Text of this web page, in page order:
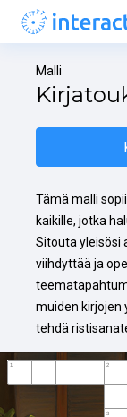
Malli
Tämä malli
kaikille, jotka
Sitouta yleisösi
viihdyttää ja
muiden kirjojen
tehdä